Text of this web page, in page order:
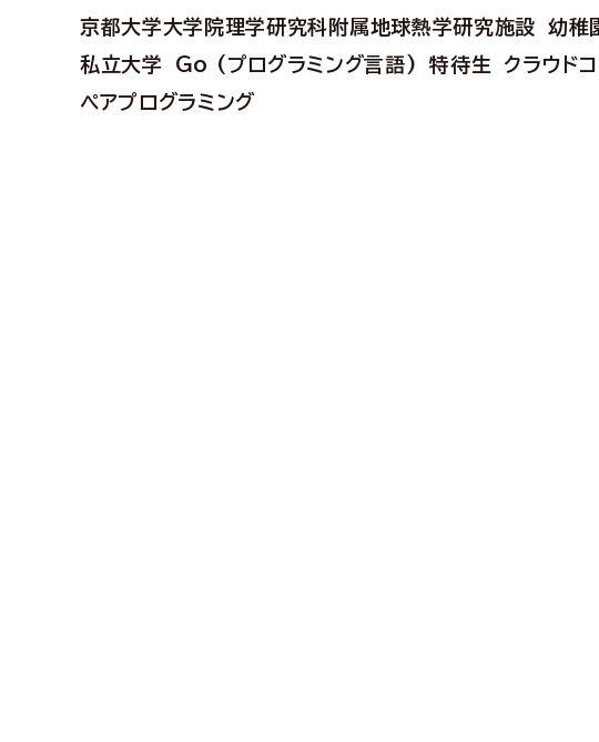
京都大学大学院理学研究科附属地球熱学研究施設
幼稚
私立大学
Go (プログラミング言語) 特待生 クラウド
ペアプログラミング